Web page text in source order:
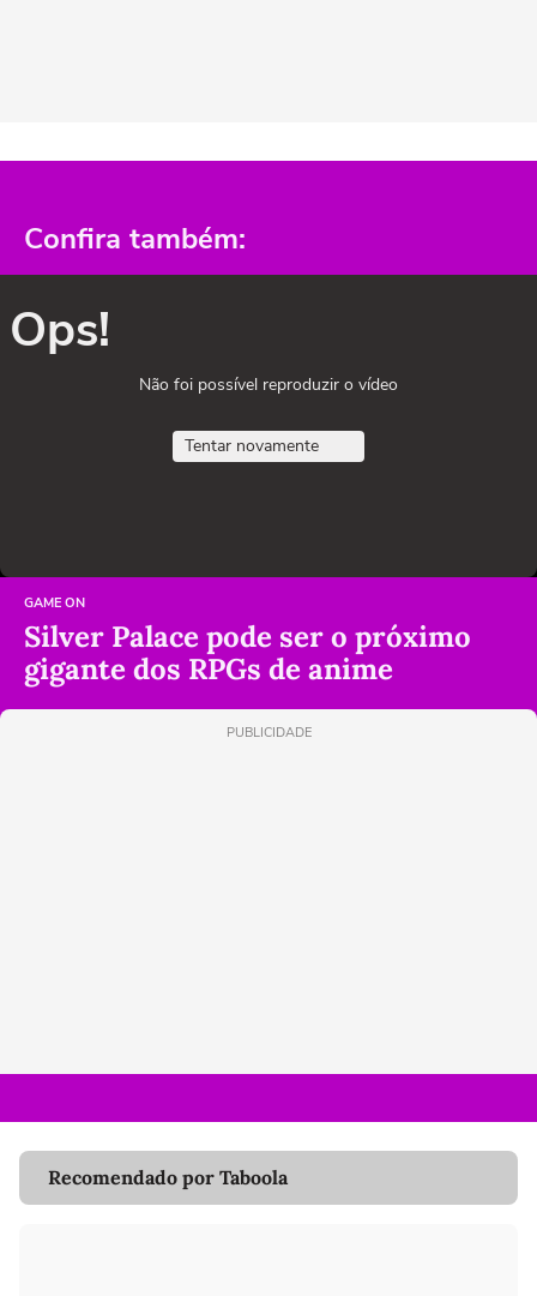
Confira também:
Ops!
Não foi possível reproduzir o vídeo
Tentar novamente
GAME ON
Silver Palace pode ser o próximo
gigante dos RPGs de anime
PUBLICIDADE
Recomendado por Taboola